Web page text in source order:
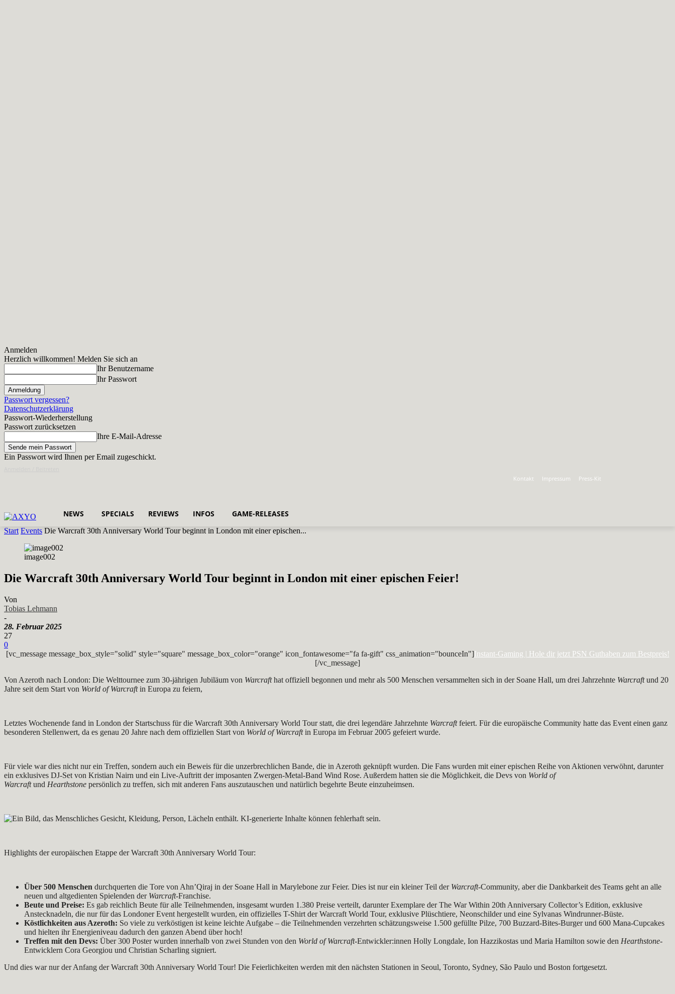
Anmelden
Herzlich willkommen! Melden Sie sich an
Ihr Benutzername
Ihr Passwort
Passwort vergessen?
Datenschutzerklärung
Passwort-Wiederherstellung
Passwort zurücksetzen
Ihre E-Mail-Adresse
Ein Passwort wird Ihnen per Email zugeschickt.
Kontakt
Impressum Press-Kit
NEWS SPECIALS REVIEWS INFOS GAME-RELEASES
Start Events Die Warcraft 30th Anniversary World Tour beginnt in London mit einer epischen...
image002
Die Warcraft 30th Anniversary World Tour beginnt in London mit einer epischen Feier!
Von
Tobias Lehmann
-
28. Februar 2025
27
0
[vc_message message_box_style="solid" style="square" message_box_color="orange" icon_fontawesome="fa fa-gift" css_animation="bounceIn"]Instant-Gaming | Hole dir jetzt PSN Guthaben zum Bestpreis!
[/vc_message]
Von Azeroth nach London: Die Welttournee zum 30-jährigen Jubiläum von Warcrafthat offiziell begonnen und mehr als 500 Menschen versammelten sich in der Soane Hall, um drei Jahrzehnte Warcraftund 20
Jahre seit dem Start von World of Warcraftin Europa zu feiern,
Letztes Wochenende fand in London der Startschuss für die Warcraft 30th Anniversary World Tour statt, die drei legendäre Jahrzehnte Warcraftfeiert. Für die europäische Community hatte das Event einen ganz
besonderen Stellenwert, da es genau 20 Jahre nach dem offiziellen Start von World of Warcraftin Europa im Februar 2005 gefeiert wurde.
Für viele war dies nicht nur ein Treffen, sondern auch ein Beweis für die unzerbrechlichen Bande, die in Azeroth geknüpft wurden. Die Fans wurden mit einer epischen Reihe von Aktionen verwöhnt, darunter
ein exklusives DJ-Set von Kristian Nairn und ein Live-Auftritt der imposanten Zwergen-Metal-Band Wind Rose. Außerdem hatten sie die Möglichkeit, die Devs von World of
Warcraftund Hearthstone persönlich zu treffen, sich mit anderen Fans auszutauschen und natürlich begehrte Beute einzuheimsen.
Highlights der europäischen Etappe der Warcraft 30th Anniversary World Tour:
Über 500 Menschen durchquerten die Tore von Ahn’Qiraj in der Soane Hall in Marylebone zur Feier. Dies ist nur ein kleiner Teil der Warcraft-Community, aber die Dankbarkeit des Teams geht an alle
neuen und altgedienten Spielenden der Warcraft-Franchise.
Beute und Preise: Es gab reichlich Beute für alle Teilnehmenden, insgesamt wurden 1.380 Preise verteilt, darunter Exemplare der The War Within 20th Anniversary Collector’s Edition, exklusive
Anstecknadeln, die nur für das Londoner Event hergestellt wurden, ein offizielles T-Shirt der Warcraft World Tour, exklusive Plüschtiere, Neonschilder und eine Sylvanas Windrunner-Büste.
Köstlichkeiten aus Azeroth: So viele zu verköstigen ist keine leichte Aufgabe – die Teilnehmenden verzehrten schätzungsweise 1.500 gefüllte Pilze, 700 Buzzard-Bites-Burger und 600 Mana-Cupcakes
und hielten ihr Energieniveau dadurch den ganzen Abend über hoch!
Treffen mit den Devs: Über 300 Poster wurden innerhalb von zwei Stunden von den World of Warcraft-Entwickler:innen Holly Longdale, Ion Hazzikostas und Maria Hamilton sowie den Hearthstone-
Entwicklern Cora Georgiou und Christian Scharling signiert.
Und dies war nur der Anfang der Warcraft 30th Anniversary World Tour! Die Feierlichkeiten werden mit den nächsten Stationen in Seoul, Toronto, Sydney, São Paulo und Boston fortgesetzt.